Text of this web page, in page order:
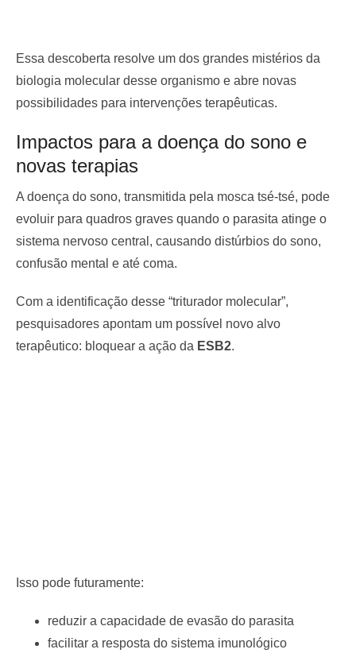
Essa descoberta resolve um dos grandes mistérios da
biologia molecular desse organismo e abre novas
possibilidades para intervenções terapêuticas.
Impactos para a doença do sono e
novas terapias
A doença do sono, transmitida pela mosca tsé-tsé, pode
evoluir para quadros graves quando o parasita atinge o
sistema nervoso central, causando distúrbios do sono,
confusão mental e até coma.
Com a identificação desse “triturador molecular”,
pesquisadores apontam um possível novo alvo
terapêutico: bloquear a ação da ESB2.
Isso pode futuramente:
reduzir a capacidade de evasão do parasita
facilitar a resposta do sistema imunológico